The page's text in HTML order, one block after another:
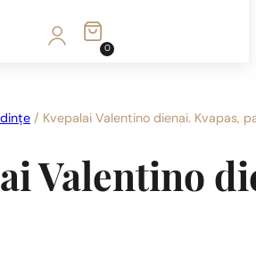
0
/ Kvepalai Valentino dienai. Kvapas,
Valentino